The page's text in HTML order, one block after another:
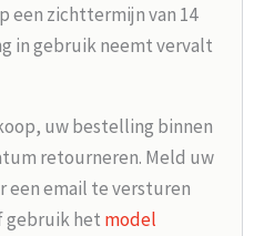
een zichttermijn van 14
in gebruik neemt vervalt
uw bestelling binnen
retourneren. Meld uw
een email te versturen
gebruik het model